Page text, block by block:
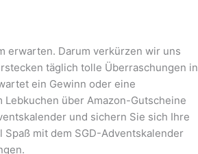
erwarten. Darum verkürzen wir uns
täglich tolle Überraschungen in
ein Gewinn oder eine
über Amazon-Gutscheine
und sichern Sie sich Ihre
mit dem SGD-Adventskalender